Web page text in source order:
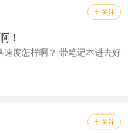
 关注
！
度怎样啊？ 带笔记本进去好
 关注